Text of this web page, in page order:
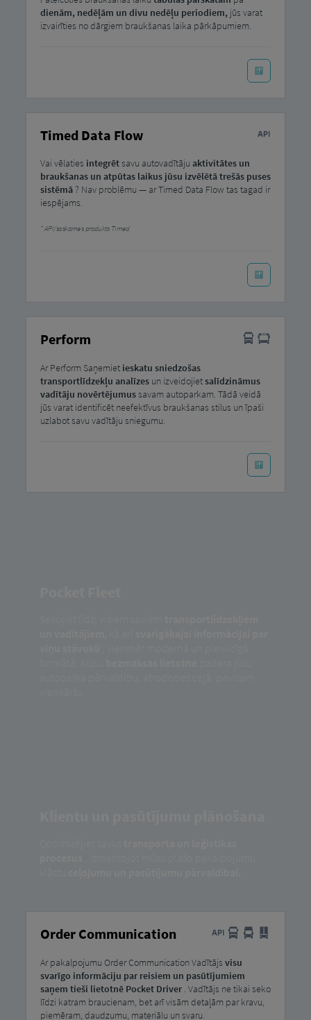
dienām, nedēļām un divu nedēļu periodiem, jūs varat
izvairīties no dārgiem braukšanas laika pārkāpumiem.
Timed Data Flow
Vai vēlaties integrētsavu autovadītāju aktivitātes un
braukšanas un atpūtas laikus jūsu izvēlētā trešās puses
sistēmā? Nav problēmu — ar Timed Data Flow tas tagad ir
iespējams.
API/saskarnes produkts Timed
Perform
Ar Perform Saņemiet ieskatu sniedzošas
transportlīdzekļu analīzesun izveidojiet salīdzināmus
vadītāju novērtējumussavam autoparkam. Tādā veidā
jūs varat identificēt neefektīvus braukšanas stilus un īpaši
uzlabot savu vadītāju sniegumu.
Order Communication
Ar pakalpojumu Order Communication Vadītājs visu
svarīgo informāciju par reisiem un pasūtījumiem
saņem tieši lietotnē Pocket Driver. Vadītājs ne tikai seko
līdzi katram braucienam, bet arī visām detaļām par kravu,
piemēram, daudzumu, materiālu un svaru.